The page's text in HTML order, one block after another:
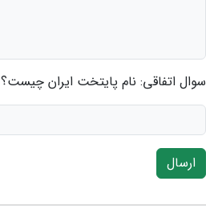
سوال اتفاقی: نام پایتخت ایران چیست؟
ارسال